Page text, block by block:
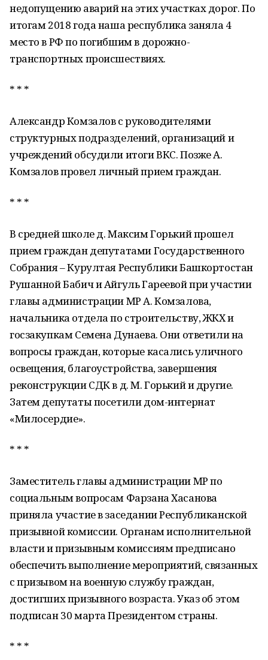
недопущению аварий на этих участках дорог. По
итогам 2018 года наша республика заняла 4
место в РФ по погибшим в дорожно-
транспортных происшествиях.
* * *
Александр Комзалов с руководителями
структурных подразделений, организаций и
учреждений обсудили итоги ВКС. Позже А.
Комзалов провел личный прием граждан.
* * *
В средней школе д. Максим Горький прошел
прием граждан депутатами Государственного
Собрания – Курултая Республики Башкортостан
Рушанной Бабич и Айгуль Гареевой при участии
главы администрации МР А. Комзалова,
начальника отдела по строительству, ЖКХ и
госзакупкам Семена Дунаева. Они ответили на
вопросы граждан, которые касались уличного
освещения, благоустройства, завершения
реконструкции СДК в д. М. Горький и другие.
Затем депутаты посетили дом-интернат
«Милосердие».
* * *
Заместитель главы администрации МР по
социальным вопросам Фарзана Хасанова
приняла участие в заседании Республиканской
призывной комиссии. Органам исполнительной
власти и призывным комиссиям предписано
обеспечить выполнение мероприятий, связанных
с призывом на военную службу граждан,
достигших призывного возраста. Указ об этом
подписан 30 марта Президентом страны.
* * *